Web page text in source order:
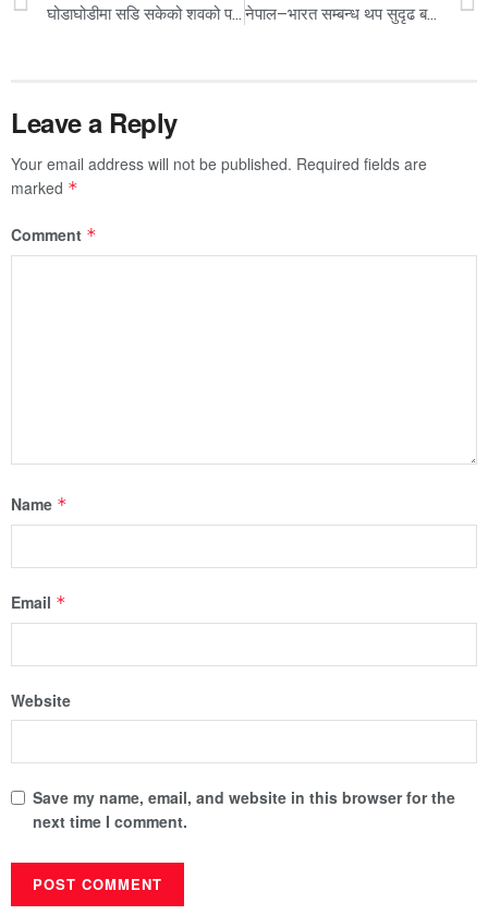
घोडाघोडीमा सडि सकेको शवको पहिचान नेपाल–भारत सम्बन्ध थप सुदृढ बनाउन चाहन्छौंः मोदी
Leave a Reply
Your email address will not be published. Required fields are
marked *
Comment *
Name *
Email *
Website
Save my name, email, and website in this browser for the
next time I comment.